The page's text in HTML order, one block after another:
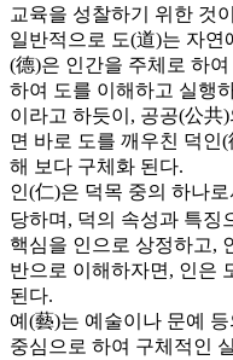
교육을 성찰하기 위한 것
일반적으로 도(道)는 자연
(德)은 인간을 주체로 하
하여 도를 이해하고 실행
이라고 하듯이, 공공(公共
면 바로 도를 깨우친 덕인
해 보다 구체화 된다.
인(仁)은 덕목 중의 하나
당하며, 덕의 속성과 특징
핵심을 인으로 상정하고,
반으로 이해하자면, 인은
된다.
예(藝)는 예술이나 문예
중심으로 하여 구체적인